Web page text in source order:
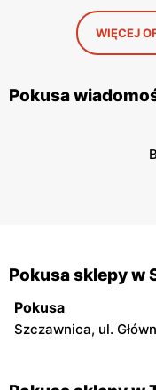
WIĘCEJ
Pokusa
Pokusa sklepy w
Pokusa
Szczawnica, ul.